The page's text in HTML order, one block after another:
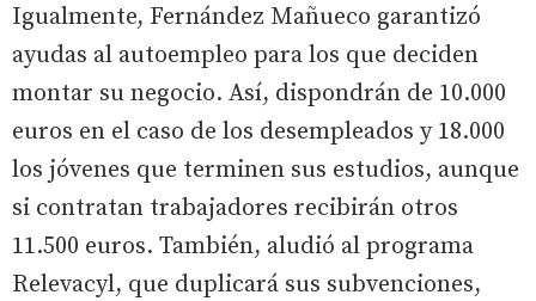
Igualmente, Fernández Mañueco garantizó
ayudas al autoempleo para los que deciden
montar su negocio. Así, dispondrán de 10.000
euros en el caso de los desempleados y 18.000
los jóvenes que terminen sus estudios, aunque
si contratan trabajadores recibirán otros
11.500 euros. También, aludió al programa
Relevacyl, que duplicará sus subvenciones,